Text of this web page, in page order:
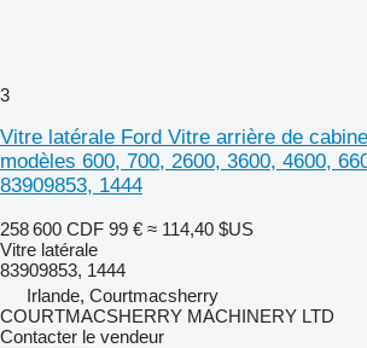
3
Vitre latérale Ford Vitre arrière de
modèles 600, 700, 2600, 3600, 4600,
83909853, 1444
258 600 CDF 99 € ≈ 114,40 $US
Vitre latérale
83909853, 1444
Irlande, Courtmacsherry
COURTMACSHERRY MACHINERY LTD
Contacter le vendeur